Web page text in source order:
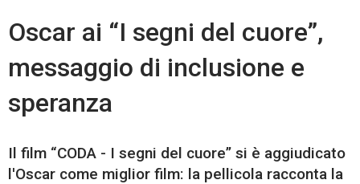
Oscar ai “I segni del cuore”,
messaggio di inclusione e
speranza
Il film “CODA - I segni del cuore” si è aggiudicato
l'Oscar come miglior film: la pellicola racconta la